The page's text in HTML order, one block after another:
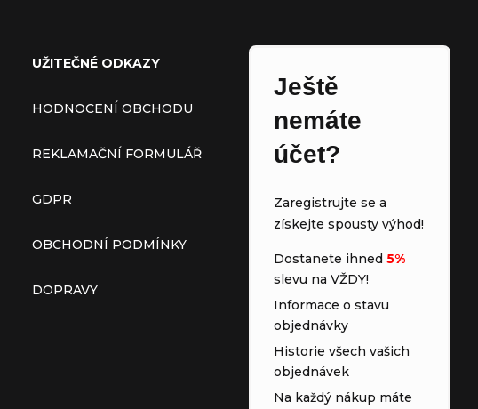
UŽITEČNÉ ODKAZY
HODNOCENÍ OBCHODU
REKLAMAČNÍ FORMULÁŘ
GDPR
OBCHODNÍ PODMÍNKY
DOPRAVY
Ještě
nemáte
účet?
Zaregistrujte se a
získejte spousty výhod!
Dostanete ihned 5%
slevu na VŽDY!
Informace o stavu
objednávky
Historie všech vašich
objednávek
Na každý nákup máte